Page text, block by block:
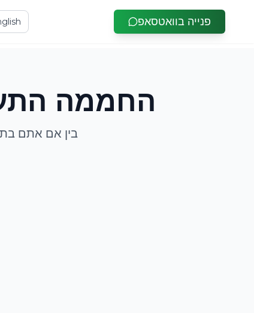
פנייה בוואטסאפ
החממה
בין אם אתם